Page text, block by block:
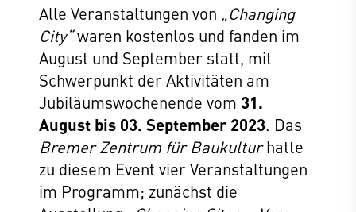
Alle Veranstaltungen von „Changing
City“waren kostenlos und fanden im
August und September statt, mit
Schwerpunkt der Aktivitäten am
Jubiläumswochenende vom 31.
August bis 03. September 2023. Das
Bremer Zentrum für Baukulturhatte
zu diesem Event vier Veranstaltungen
im Programm; zunächst die